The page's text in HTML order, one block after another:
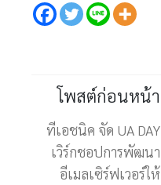
โพสต์ก่อนหน้า
ทีเอชนิค จัด UA DAY
เวิร์กชอปการพัฒนา
อีเมลเซิร์ฟเวอร์ให้